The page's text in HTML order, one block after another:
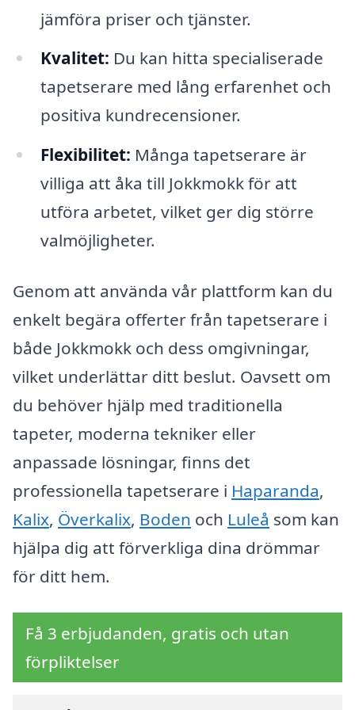
jämföra priser och tjänster.
Kvalitet: Du kan hitta specialiserade
tapetserare med lång erfarenhet och
positiva kundrecensioner.
Flexibilitet: Många tapetserare är
villiga att åka till Jokkmokk för att
utföra arbetet, vilket ger dig större
valmöjligheter.
Genom att använda vår plattform kan du
enkelt begära offerter från tapetserare i
både Jokkmokk och dess omgivningar,
vilket underlättar ditt beslut. Oavsett om
du behöver hjälp med traditionella
tapeter, moderna tekniker eller
anpassade lösningar, finns det
professionella tapetserare i Haparanda,
Kalix, Överkalix, Boden och Luleå som kan
hjälpa dig att förverkliga dina drömmar
för ditt hem.
Få 3 erbjudanden, gratis och utan
förpliktelser